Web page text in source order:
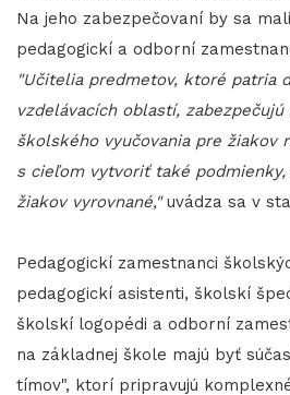
Na jeho zabezpečovaní by sa
pedagogickí a odborní
"Učitelia predmetov, ktoré patria
vzdelávacích oblastí,
školského vyučovania pre žiakov
s cieľom vytvoriť také
žiakov vyrovnané,"uvádza sa v
Pedagogickí zamestnanci
pedagogickí asistenti, školskí
školskí logopédi a odborní
na základnej škole majú byť
tímov", ktorí pripravujú